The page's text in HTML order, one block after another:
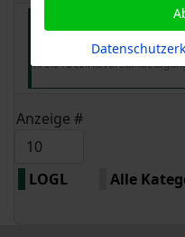
Freitag, 11.
Dezember 2026
Kreis-/
Anzeige #
LOGL Alle